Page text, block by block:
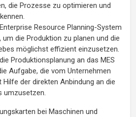
die Prozesse zu optimieren und
Resource Planning-System
um die Produktion zu planen und die
möglichst effizient einzusetzen.
Produktionsplanung an das MES
Aufgabe, die vom Unternehmen
der direkten Anbindung an die
umzusetzen.
bei Maschinen und